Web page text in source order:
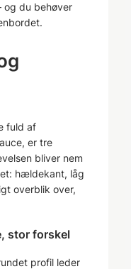
du behøver
fuld af
er tre
bliver nem
hældekant, låg
overblik over,
stor forskel
profil leder